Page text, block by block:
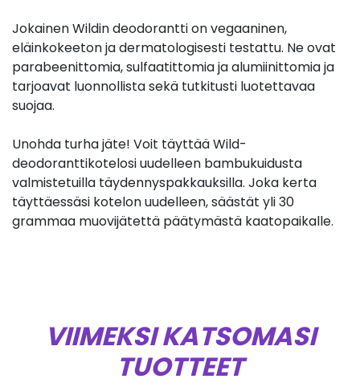
Jokainen Wildin deodorantti on vegaaninen,
eläinkokeeton ja dermatologisesti testattu. Ne ovat
parabeenittomia, sulfaatittomia ja alumiinittomia ja
tarjoavat luonnollista sekä tutkitusti luotettavaa
suojaa.
Unohda turha jäte! Voit täyttää Wild-
deodoranttikotelosi uudelleen bambukuidusta
valmistetuilla täydennyspakkauksilla. Joka kerta
täyttäessäsi kotelon uudelleen, säästät yli 30
grammaa muovijätettä päätymästä kaatopaikalle.
VIIMEKSI KATSOMASI
TUOTTEET